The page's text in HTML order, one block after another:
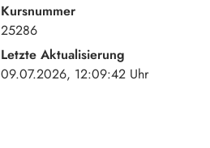
Kursnummer
25286
Letzte Aktualisierung
09.07.2026, 12:09:42 Uhr